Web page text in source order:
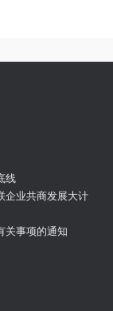
线
企业共商发展大计
关事项的通知